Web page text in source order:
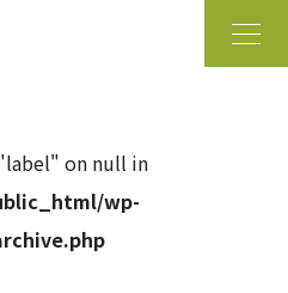
on null in
wp-